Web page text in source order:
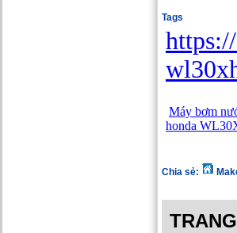
Tags
Máy bơm
honda
Chia sẻ: